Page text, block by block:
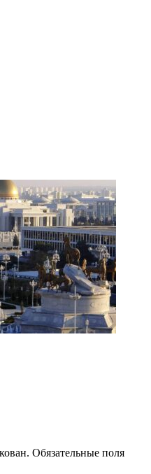
Обязательные поля